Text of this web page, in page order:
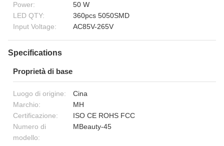
Power:
50 W
LED QTY:
360pcs 5050SMD
Input Voltage:
AC85V-265V
Specifications
Proprietà di base
Luogo di origine:
Cina
Marchio:
MH
Certificazione:
ISO CE ROHS FCC
Numero di
modello:
MBeauty-45